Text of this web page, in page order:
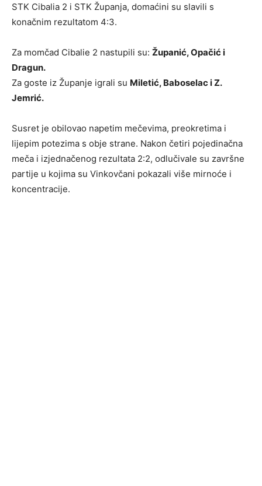
STK Cibalia 2 i STK Županja, domaćini su slavili s
konačnim rezultatom 4:3.
Za momčad Cibalie 2 nastupili su: Županić, Opačić i
Dragun.
Za goste iz Županje igrali su Miletić, Baboselac i Z.
Jemrić.
Susret je obilovao napetim mečevima, preokretima i
lijepim potezima s obje strane. Nakon četiri pojedinačna
meča i izjednačenog rezultata 2:2, odlučivale su završne
partije u kojima su Vinkovčani pokazali više mirnoće i
koncentracije.